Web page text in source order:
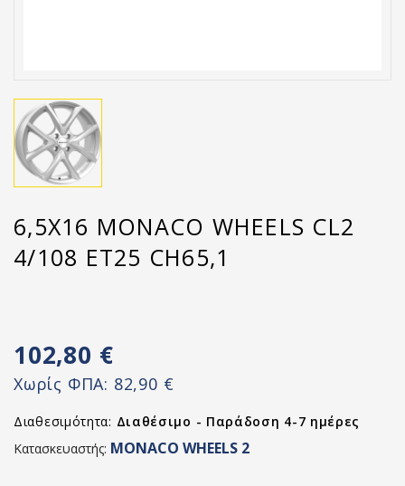
6,5X16 MONACO WHEELS CL2
4/108 ET25 CH65,1
102,80 €
Χωρίς ΦΠΑ: 82,90 €
Διαθεσιμότητα: Διαθέσιμο - Παράδοση 4-7 ημέρες
Κατασκευαστής: MONACO WHEELS 2